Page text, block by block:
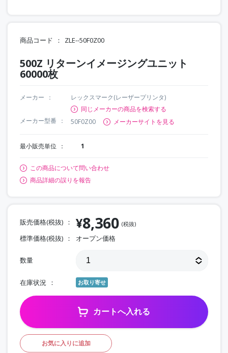
商品コード ZLE--50F0Z00
500Z リターンイメージングユニット
60000枚
メーカー
レックスマーク(レーザープリンタ)
同じメーカーの商品を検索する
メーカー型番
50F0Z00 メーカーサイトを見る
最小販売単位 1
この商品について問い合わせ
商品詳細の誤りを報告
販売価格(税抜) ¥8,360 (税抜)
標準価格(税抜) オープン価格
数量
在庫状況 お取り寄せ
カートへ入れる
お気に入りに追加